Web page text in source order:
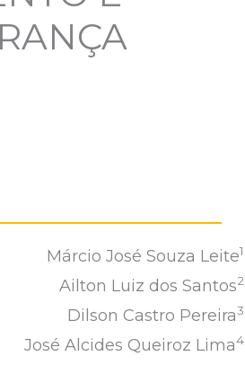
Márcio José Souza Leite1
Ailton Luiz dos Santos2
Dilson Castro Pereira3
José Alcides Queiroz Lima4